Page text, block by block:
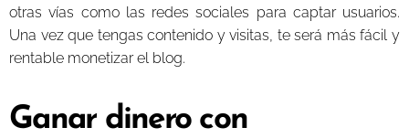
otras vías como las redes sociales para captar usuarios.
Una vez que tengas contenido y visitas, te será más fácil y
rentable monetizar el blog.
Ganar dinero con